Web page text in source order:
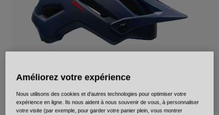
Rétro
Pièces détachées
Pièces détachées
Voir tout
Améliorez votre expérience
Nous utilisons des cookies et d'autres technologies pour optimiser votre
expérience en ligne. Ils nous aident à nous souvenir de vous, à personnaliser
votre visite (par exemple, pour garder votre panier plein, vous montrer